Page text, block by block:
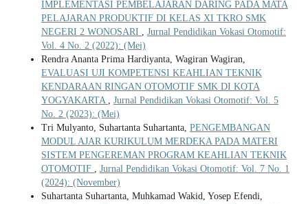
IMPLEMENTASI PEMBELAJARAN DARING PADA MATA
PELAJARAN PRODUKTIF DI KELAS XI TKRO SMK
NEGERI 2 WONOSARI , Jurnal Pendidikan Vokasi Otomotif:
Vol. 4 No. 2 (2022): (Mei)
Rendra Ananta Prima Hardiyanta, Wagiran Wagiran,
EVALUASI UJI KOMPETENSI KEAHLIAN TEKNIK
KENDARAAN RINGAN OTOMOTIF SMK DI KOTA
YOGYAKARTA , Jurnal Pendidikan Vokasi Otomotif: Vol. 5
No. 2 (2023): (Mei)
Tri Mulyanto, Suhartanta Suhartanta, PENGEMBANGAN
MODUL AJAR KURIKULUM MERDEKA PADA MATERI
SISTEM PENGEREMAN PROGRAM KEAHLIAN TEKNIK
OTOMOTIF , Jurnal Pendidikan Vokasi Otomotif: Vol. 7 No. 1
(2024): (November)
Suhartanta Suhartanta, Muhkamad Wakid, Yosep Efendi,